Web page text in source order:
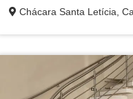
Chácara Santa Letícia,